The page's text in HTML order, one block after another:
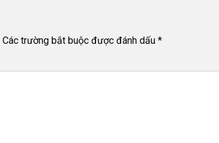
Các trường bắt buộc được đánh dấu *